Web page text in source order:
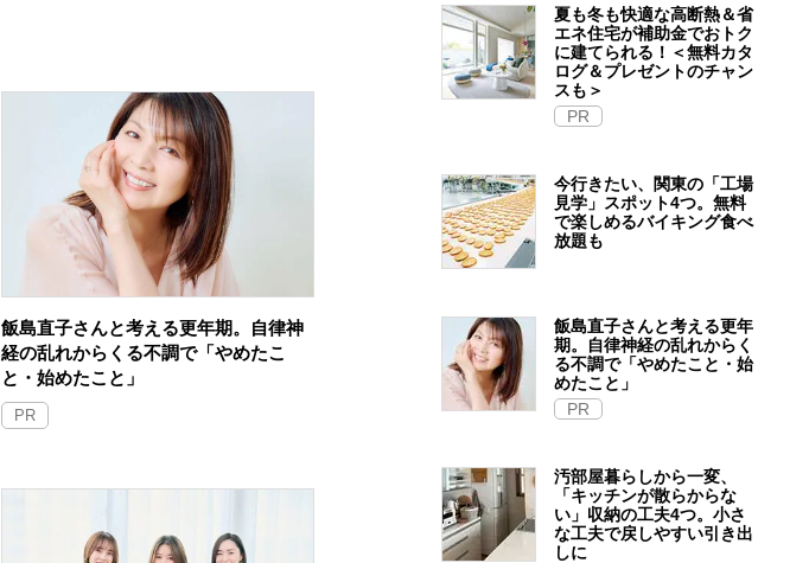
飯島直子さんと考える更年期。自律神
経の乱れからくる不調で「やめたこ
と・始めたこと」
PR
夏も冬も快適な高断熱＆省
エネ住宅が補助金でおトク
に建てられる！＜無料カタ
ログ＆プレゼントのチャン
スも＞
PR
今行きたい、関東の「工場
見学」スポット4つ。無料
で楽しめるバイキング食べ
放題も
飯島直子さんと考える更年
期。自律神経の乱れからく
る不調で「やめたこと・始
めたこと」
PR
汚部屋暮らしから一変、
「キッチンが散らからな
い」収納の工夫4つ。小さ
な工夫で戻しやすい引き出
しに